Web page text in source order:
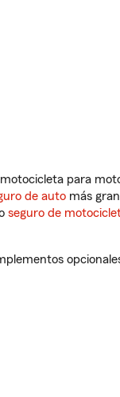
para
de auto más
seguro de